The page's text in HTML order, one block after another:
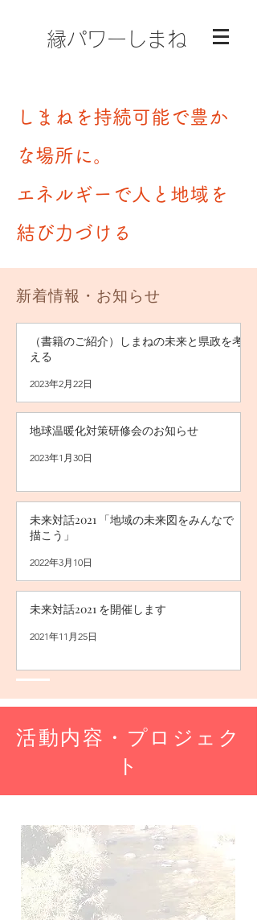
縁パワーしまね
しまねを持続可能で豊か
な場所に。
エネルギーで人と地域を
結び力づける
活動内容・プロジェク
ト
新着情報・お知らせ
（書籍のご紹介）しまねの未来と県政を考
える
2023年2月22日
地球温暖化対策研修会のお知らせ
2023年1月30日
未来対話2021 「地域の未来図をみんなで
描こう」
2022年3月10日
未来対話2021 を開催します
2021年11月25日